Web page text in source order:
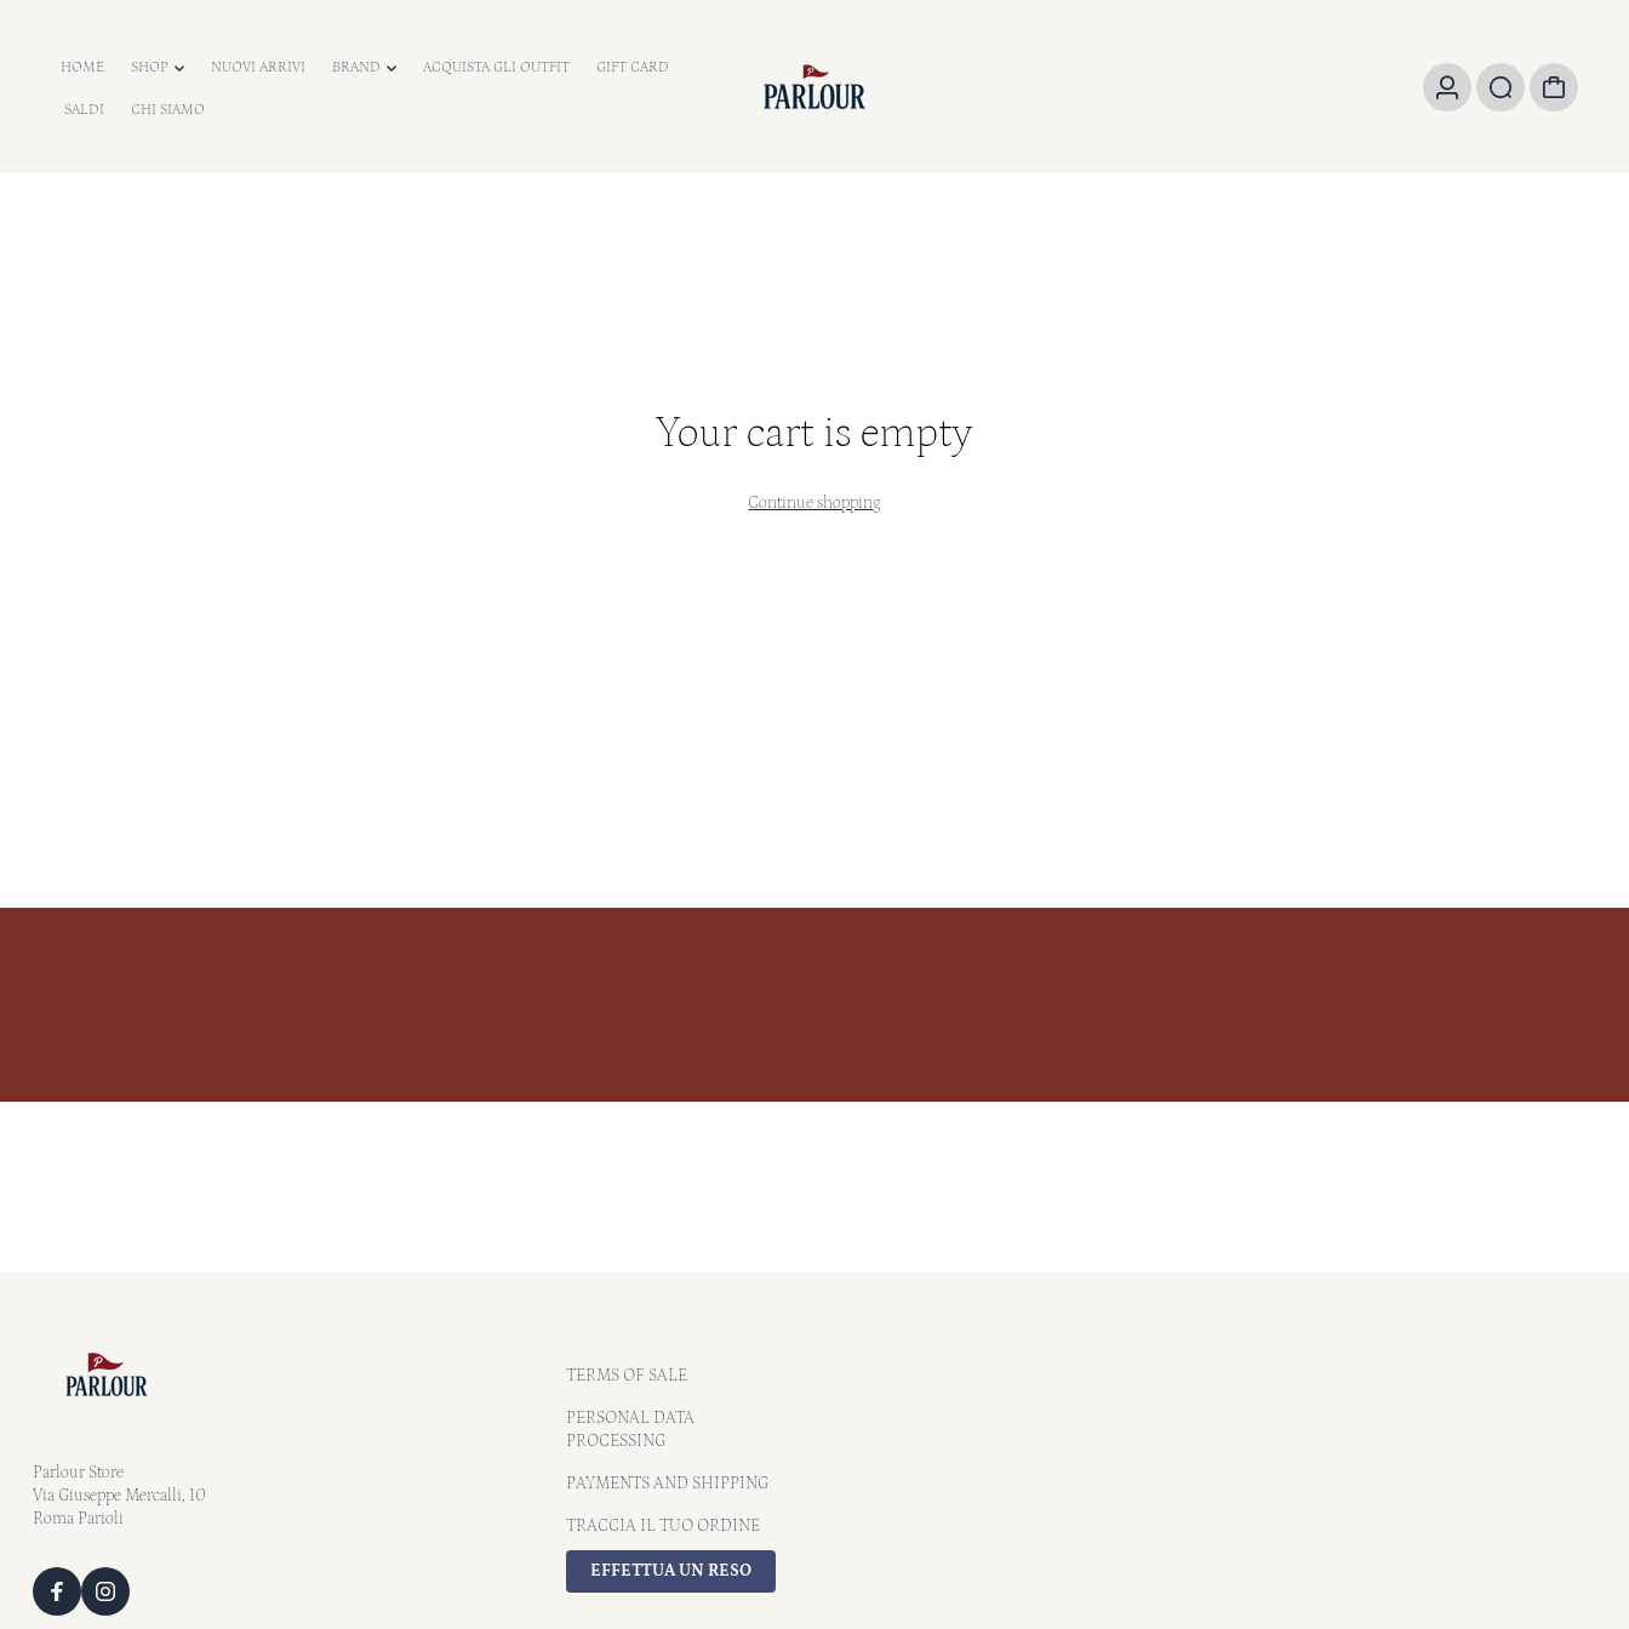
HOME SHOP NUOVI ARRIVI BRAND ACQUISTA GLI OUTFIT GIFT CARD
SALDI CHI SIAMO
Your cart is empty
Continue shopping
Parlour Store
Via Giuseppe Mercalli, 10
Roma Parioli
TERMS OF SALE
PERSONAL DATA
PROCESSING
PAYMENTS AND SHIPPING
TRACCIA IL TUO ORDINE
EFFETTUA UN RESO